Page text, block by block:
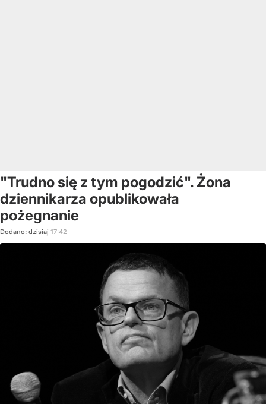
"Trudno się z tym pogodzić". Żona
dziennikarza opublikowała
pożegnanie
Dodano: dzisiaj 17:42